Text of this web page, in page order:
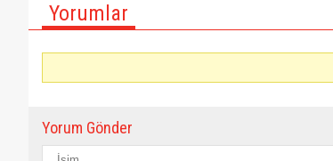
Yorumlar
Yorum Gönder